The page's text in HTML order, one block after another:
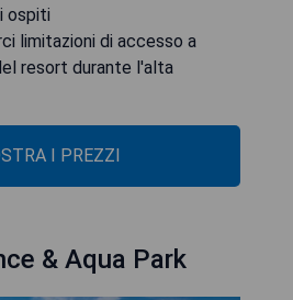
ospiti
limitazioni di accesso a
resort durante l'alta
I PREZZI
& Aqua Park